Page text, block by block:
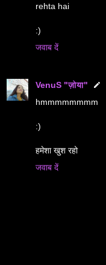
rehta hai
:)
जवाब दें
VenuS "ज़ोया"
hmmmmmmmm
:)
हमेशा खुश रहो
जवाब दें